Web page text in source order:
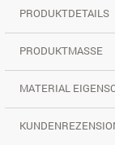
PRODUKTDETAILS
PRODUKTMASSE
MATERIAL